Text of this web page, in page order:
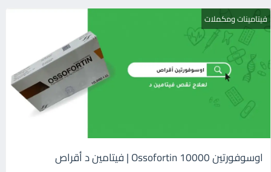
فيتامينات ومكملات
اوسوفورتين 10000 Ossofortin | فيتامين د أقراص